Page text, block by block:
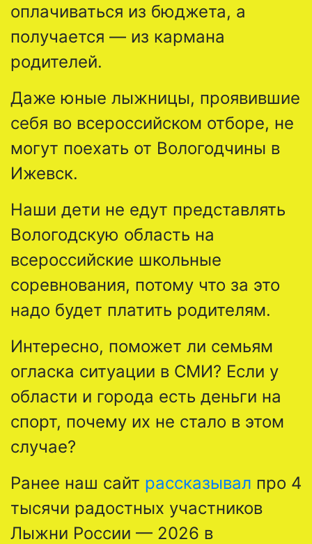
оплачиваться из бюджета, а
получается — из кармана
родителей.
Даже юные лыжницы, проявившие
себя во всероссийском отборе, не
могут поехать от Вологодчины в
Ижевск.
Наши дети не едут представлять
Вологодскую область на
всероссийские школьные
соревнования, потому что за это
надо будет платить родителям.
Интересно, поможет ли семьям
огласка ситуации в СМИ? Если у
области и города есть деньги на
спорт, почему их не стало в этом
случае?
Ранее наш сайт рассказывал про 4
тысячи радостных участников
Лыжни России — 2026 в